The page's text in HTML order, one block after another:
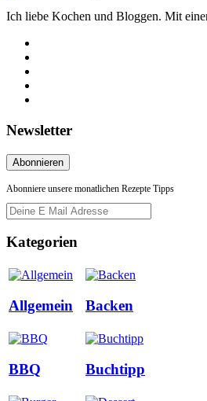
Ich liebe Kochen und Bloggen. Mit
Newsletter
Abonniere unsere monatlichen Rezepte Tipps
Kategorien
Allgemein Backen
BBQ Buchtipp